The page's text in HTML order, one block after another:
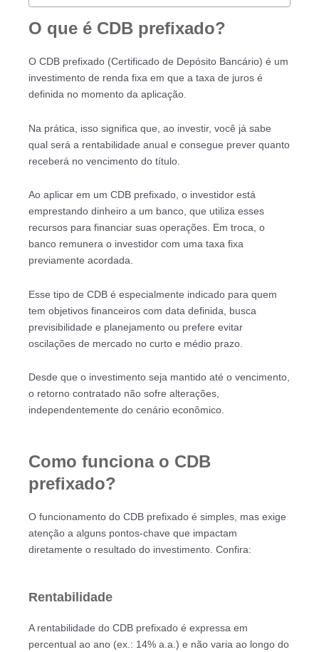
O que é CDB prefixado?
O CDB prefixado (Certificado de Depósito Bancário) é um
investimento de renda fixa em que a taxa de juros é
definida no momento da aplicação.
Na prática, isso significa que, ao investir, você já sabe
qual será a rentabilidade anual e consegue prever quanto
receberá no vencimento do título.
Ao aplicar em um CDB prefixado, o investidor está
emprestando dinheiro a um banco, que utiliza esses
recursos para financiar suas operações. Em troca, o
banco remunera o investidor com uma taxa fixa
previamente acordada.
Esse tipo de CDB é especialmente indicado para quem
tem objetivos financeiros com data definida, busca
previsibilidade e planejamento ou prefere evitar
oscilações de mercado no curto e médio prazo.
Desde que o investimento seja mantido até o vencimento,
o retorno contratado não sofre alterações,
independentemente do cenário econômico.
Como funciona o CDB
prefixado?
O funcionamento do CDB prefixado é simples, mas exige
atenção a alguns pontos-chave que impactam
diretamente o resultado do investimento. Confira:
Rentabilidade
A rentabilidade do CDB prefixado é expressa em
percentual ao ano (ex.: 14% a.a.) e não varia ao longo do